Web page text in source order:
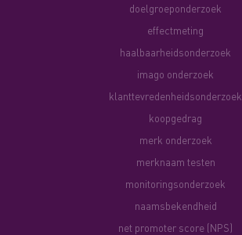
doelgroeponderzoek
effectmeting
haalbaarheidsonderzoek
imago onderzoek
klanttevredenheidsonderzoek
koopgedrag
merk onderzoek
merknaam testen
monitoringsonderzoek
naamsbekendheid
net promoter score (NPS)